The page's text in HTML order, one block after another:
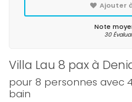
Villa Lau 8 pax à
pour 8 personnes avec
bain
Ajouter
Note
30